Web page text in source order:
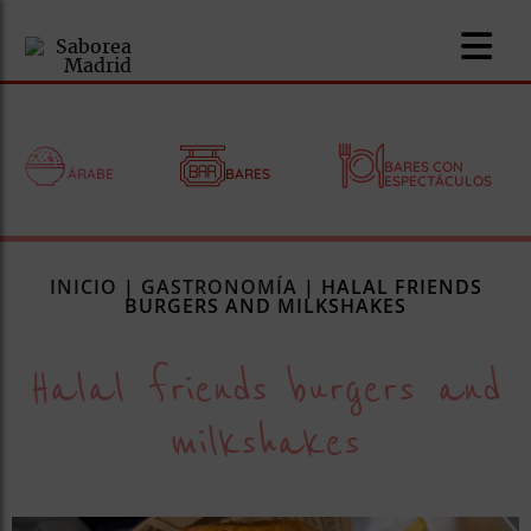
ÁRABE BARES
BARES CON
ESPECTÁCULOS
INICIO | GASTRONOMÍA | HALAL FRIENDS
BURGERS AND MILKSHAKES
Halal friends burgers and
milkshakes